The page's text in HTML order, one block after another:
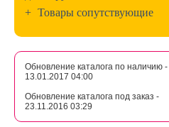
+ Товары сопутствующие
Обновление каталога по наличию -
13.01.2017 04:00
Обновление каталога под заказ -
23.11.2016 03:29